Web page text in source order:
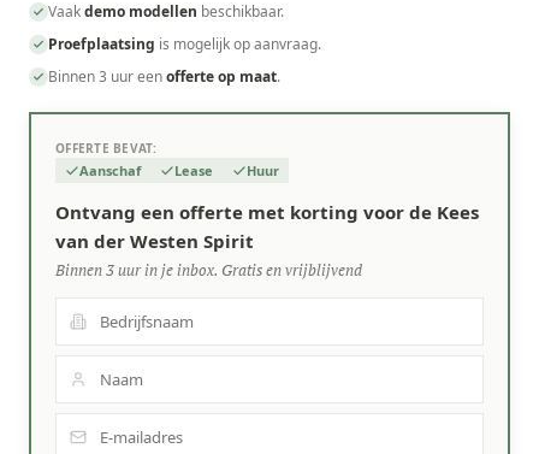
Vaakdemo modellen beschikbaar.
Proefplaatsing is mogelijk op aanvraag.
Binnen 3 uur eenofferte op maat.
OFFERTE BEVAT:
Aanschaf Lease Huur
Ontvang een offerte met korting voor de Kees
van der Westen Spirit
Binnen 3 uur in je inbox. Gratis en vrijblijvend